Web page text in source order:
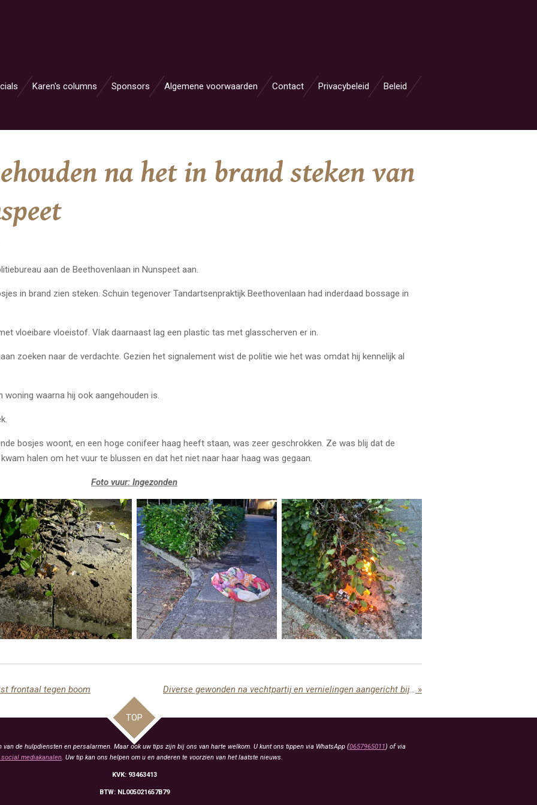
Karen's columns Sponsors Algemene voorwaarden Contact Privacybeleid Beleid
na het in brand steken van
aan de Beethovenlaan in Nunspeet aan.
in brand zien steken. Schuin tegenover Tandartsenpraktijk Beethovenlaan had inderdaad bossage in
vloeibare vloeistof. Vlak daarnaast lag een plastic tas met glasscherven er in.
zoeken naar de verdachte. Gezien het signalement wist de politie wie het was omdat hij kennelijk al
woning waarna hij ook aangehouden is.
bosjes woont, en een hoge conifeer haag heeft staan, was zeer geschrokken. Ze was blij dat de
halen om het vuur te blussen en dat het niet naar haar haag was gegaan.
Foto vuur: Ingezonden
frontaal tegen boom Diverse gewonden na vechtpartij en vernielingen aangericht bij VV Nunspeet »
TOP
de hulpdiensten en persalarmen. Maar ook uw tips zijn bij ons van harte welkom. U kunt ons tippen via WhatsApp (0657965011) of via
social mediakanalen. Uw tip kan ons helpen om u en anderen te voorzien van het laatste nieuws.
KVK: 93463413
BTW: NL005021657B79